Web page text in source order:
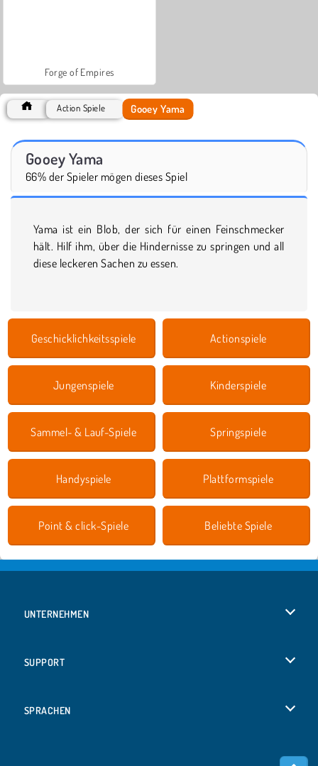
Forge of Empires
Action Spiele Gooey Yama
Gooey Yama
66% der Spieler mögen dieses Spiel
Yama ist ein Blob, der sich für einen Feinschmecker
hält. Hilf ihm, über die Hindernisse zu springen und all
diese leckeren Sachen zu essen.
Geschicklichkeitsspiele Actionspiele
Jungenspiele Kinderspiele
Sammel- & Lauf-Spiele Springspiele
Handyspiele Plattformspiele
Point & click-Spiele Beliebte Spiele
UNTERNEHMEN
SUPPORT
SPRACHEN